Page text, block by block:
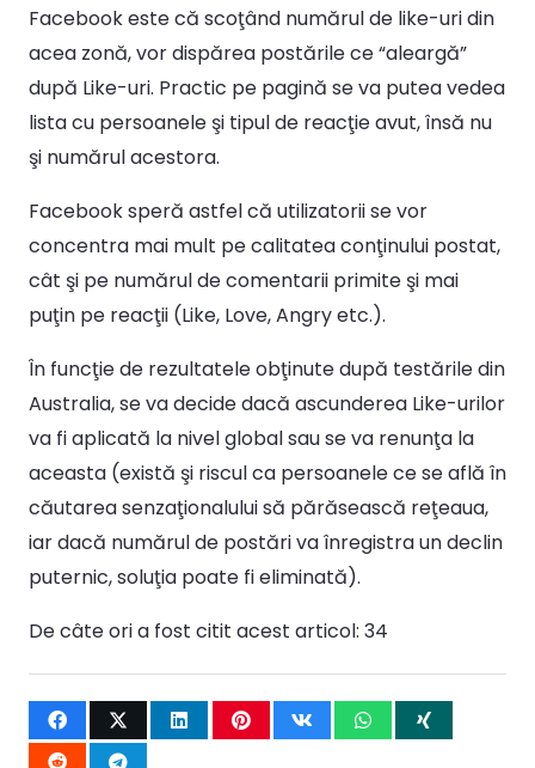
Facebook este că scoţând numărul de like-uri din
acea zonă, vor dispărea postările ce “aleargă”
după Like-uri. Practic pe pagină se va putea vedea
lista cu persoanele şi tipul de reacţie avut, însă nu
şi numărul acestora.
Facebook speră astfel că utilizatorii se vor
concentra mai mult pe calitatea conţinului postat,
cât şi pe numărul de comentarii primite şi mai
puţin pe reacţii (Like, Love, Angry etc.).
În funcţie de rezultatele obţinute după testările din
Australia, se va decide dacă ascunderea Like-urilor
va fi aplicată la nivel global sau se va renunţa la
aceasta (există şi riscul ca persoanele ce se află în
căutarea senzaţionalului să părăsească reţeaua,
iar dacă numărul de postări va înregistra un declin
puternic, soluţia poate fi eliminată).
De câte ori a fost citit acest articol: 34